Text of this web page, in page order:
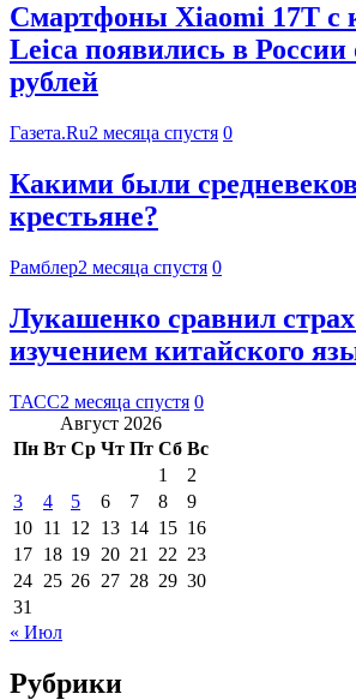
Смартфоны Xiaomi 17T с
Leica появились в России
рублей
Газета.Ru2 месяца спустя 0
Какими были
крестьяне?
Рамблер2 месяца спустя 0
Лукашенко сравнил
изучением китайского
ТАСС2 месяца спустя 0
Август 2026
Пн Вт Ср Чт Пт Сб Вс
1
2
3
4 5 6 7 8
9
10 11 12 13 14 15 16
17 18 19 20 21 22 23
24 25 26 27 28 29 30
31
« Июл
Рубрики